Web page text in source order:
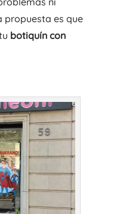
propuesta es que
botiquín con